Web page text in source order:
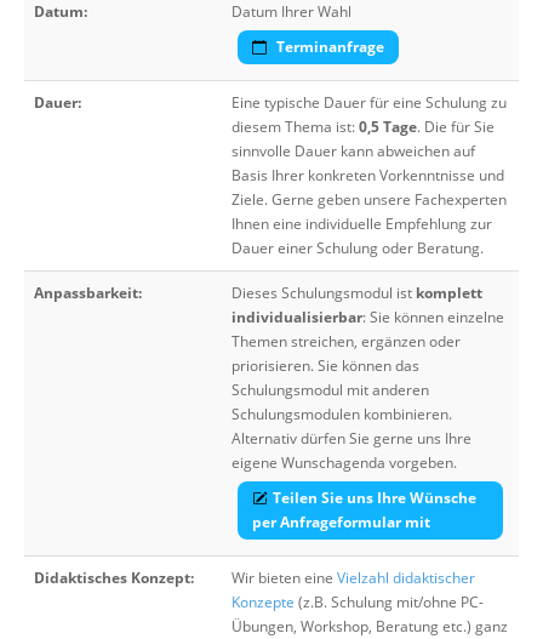
Datum:
Datum Ihrer Wahl
Terminanfrage
Dauer:
Eine typische Dauer für eine Schulung zu
diesem Thema ist:0,5 Tage. Die für Sie
sinnvolle Dauer kann abweichen auf
Basis Ihrer konkreten Vorkenntnisse und
Ziele. Gerne geben unsere Fachexperten
Ihnen eine individuelle Empfehlung zur
Dauer einer Schulung oder Beratung.
Anpassbarkeit: Dieses Schulungsmodul ist komplett
individualisierbar: Sie können einzelne
Themen streichen, ergänzen oder
priorisieren. Sie können das
Schulungsmodul mit anderen
Schulungsmodulen kombinieren.
Alternativ dürfen Sie gerne uns Ihre
eigene Wunschagenda vorgeben.
Teilen Sie uns Ihre Wünsche
per Anfrageformular mit
Didaktisches Konzept: Wir bieten eine Vielzahl didaktischer
Konzepte (z.B. Schulung mit/ohne PC-
Übungen, Workshop, Beratung etc.) ganz